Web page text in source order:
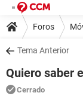
Foros
Tema Anterior
Quiero saber
Cerrado